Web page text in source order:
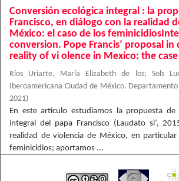
Conversión ecológica integral : la
Francisco, en diálogo con la realidad
México: el caso de los
conversion. Pope Francis’ proposal
reality of vi olence in Mexico: the
Ríos Uriarte, María Elizabeth de los; Sols
Iberoamericana Ciudad de México. Departamento
2021)
En este artículo estudiamos la propuesta de
integral del papa Francisco (Laudato si’,
realidad de violencia de México, en
feminicidios; aportamos ...